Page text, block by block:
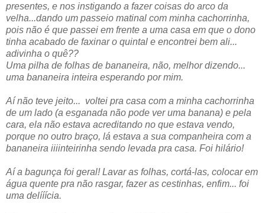
presentes, e nos instigando a fazer coisas do arco da
velha...dando um passeio matinal com minha cachorrinha,
pois não é que passei em frente a uma casa em que o dono
tinha acabado de faxinar o quintal e encontrei bem ali...
adivinha o quê??
Uma pilha de folhas de bananeira, não, melhor dizendo...
uma bananeira inteira esperando por mim.
Aí não teve jeito... voltei pra casa com a minha cachorrinha
de um lado (a esganada não pode ver uma banana) e pela
cara, ela não estava acreditando no que estava vendo,
porque no outro braço, lá estava a sua companheira com a
bananeira iiiinteirinha sendo levada pra casa. Foi hilário!
Aí a bagunça foi geral! Lavar as folhas, cortá-las, colocar em
água quente pra não rasgar, fazer as cestinhas, enfim... foi
uma delííícia.